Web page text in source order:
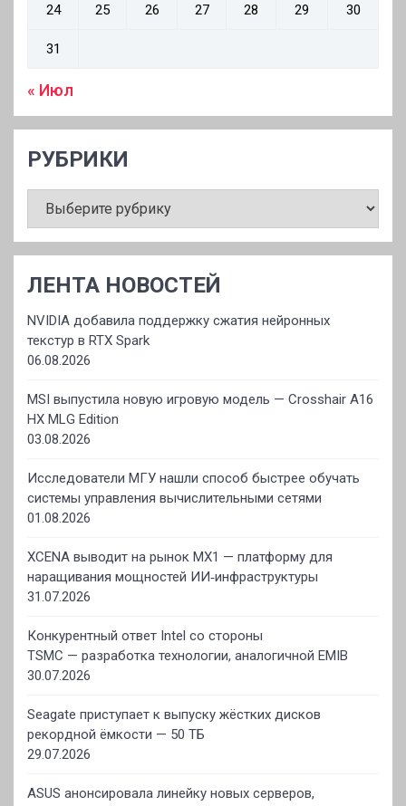
24 25 26 27 28 29 30
31
« Июл
РУБРИКИ
ЛЕНТА НОВОСТЕЙ
NVIDIA добавила поддержку сжатия нейронных
текстур в RTX Spark
06.08.2026
MSI выпустила новую игровую модель — Crosshair A16
HX MLG Edition
03.08.2026
Исследователи МГУ нашли способ быстрее обучать
системы управления вычислительными сетями
01.08.2026
XCENA выводит на рынок MX1 — платформу для
наращивания мощностей ИИ‑инфраструктуры
31.07.2026
Конкурентный ответ Intel со стороны
TSMC — разработка технологии, аналогичной EMIB
30.07.2026
Seagate приступает к выпуску жёстких дисков
рекордной ёмкости — 50 ТБ
29.07.2026
ASUS анонсировала линейку новых серверов,